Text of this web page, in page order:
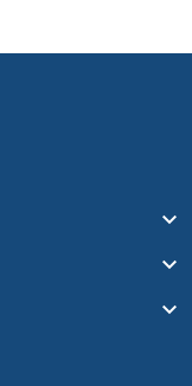


